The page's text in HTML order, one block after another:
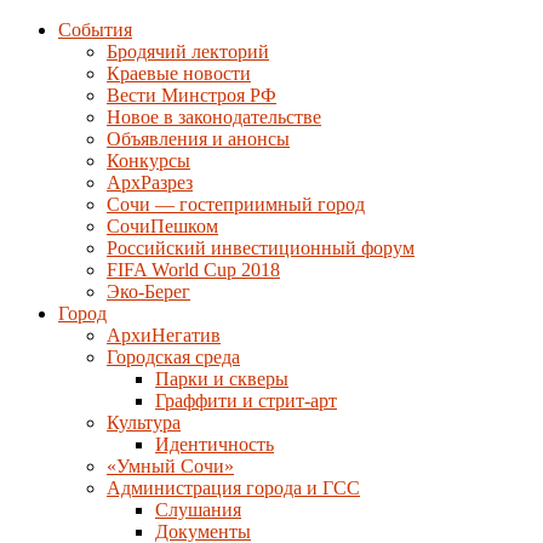
События
Бродячий лекторий
Краевые новости
Вести Минстроя РФ
Новое в законодательстве
Объявления и анонсы
Конкурсы
АрхРазрез
Сочи — гостеприимный город
СочиПешком
Российский инвестиционный форум
FIFA World Cup 2018
Эко-Берег
Город
АрхиНегатив
Городская среда
Парки и скверы
Граффити и стрит-арт
Культура
Идентичность
«Умный Сочи»
Администрация города и ГСС
Слушания
Документы